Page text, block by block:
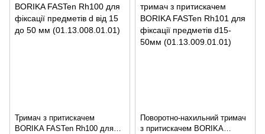
Тримач з притискачем
BORIKA FASTen Rh100 для
Поворотно-нахильний тримач
з притискачем BORIKA